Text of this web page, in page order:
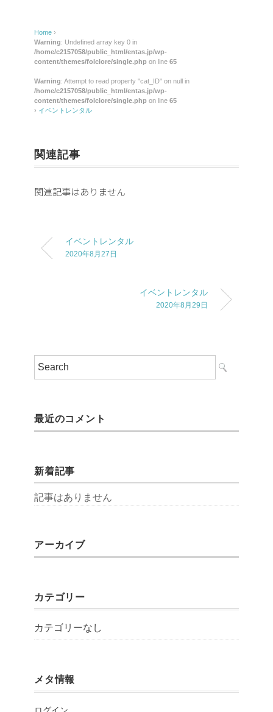
Home ›
Warning: Undefined array key 0 in
/home/c2157058/public_html/entas.jp/wp-
content/themes/folclore/single.php on line 65
Warning: Attempt to read property "cat_ID" on null in
/home/c2157058/public_html/entas.jp/wp-
content/themes/folclore/single.php on line 65
› イベントレンタル
関連記事
関連記事はありません
イベントレンタル
2020年8月27日
イベントレンタル
2020年8月29日
最近のコメント
新着記事
記事はありません
アーカイブ
カテゴリー
カテゴリーなし
メタ情報